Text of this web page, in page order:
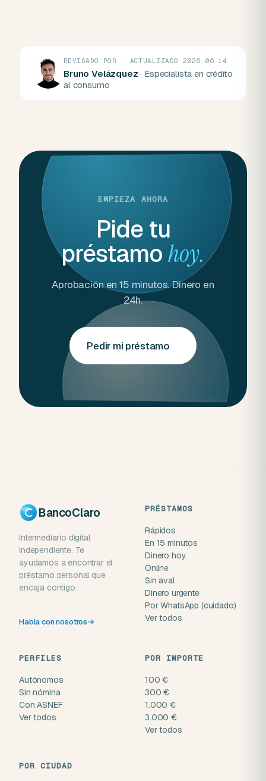
REVISADO POR · ACTUALIZADO 2026-06-14
Bruno Velázquez · Especialista en crédito
al consumo
EMPIEZA AHORA
Pide tu
préstamohoy.
Aprobación en 15 minutos. Dinero en
24h.
Pedir mi préstamo
BancoClaro
Intermediario digital
independiente. Te
ayudamos a encontrar el
préstamo personal que
encaja contigo.
Habla con nosotros→
PRÉSTAMOS
Rápidos
En 15 minutos
Dinero hoy
Online
Sin aval
Dinero urgente
Por WhatsApp (cuidado)
Ver todos
PERFILES
Autónomos
Sin nómina
Con ASNEF
Ver todos
POR IMPORTE
100 €
300 €
1.000 €
3.000 €
Ver todos
POR CIUDAD